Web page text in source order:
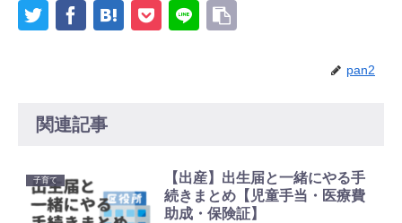
pan2
関連記事
子育て
【出産】出生届と一緒にやる手
続きまとめ【児童手当・医療費
助成・保険証】